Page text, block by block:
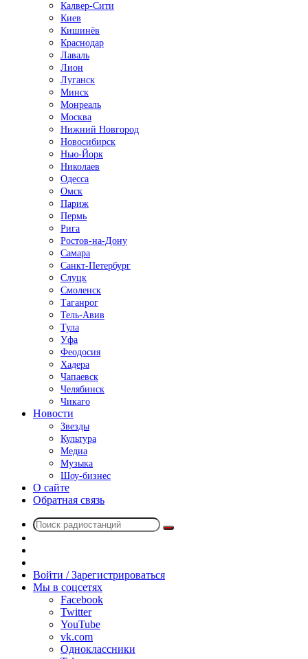
Калвер-Сити
Киев
Кишинёв
Краснодар
Лаваль
Лион
Луганск
Минск
Монреаль
Москва
Нижний Новгород
Новосибирск
Нью-Йорк
Николаев
Одесса
Омск
Париж
Пермь
Рига
Ростов-на-Дону
Самара
Санкт-Петербург
Слуцк
Смоленск
Таганрог
Тель-Авив
Тула
Уфа
Феодосия
Хадера
Чапаевск
Челябинск
Чикаго
Новости
Звезды
Культура
Медиа
Музыка
Шоу-бизнес
О сайте
Обратная связь
Поиск
радио
Войти / Зарегистрироваться
Мы в соцсетях
Facebook
Twitter
YouTube
vk.com
Одноклассники